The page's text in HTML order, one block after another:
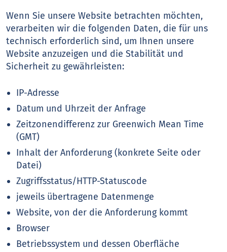
Wenn Sie unsere Website betrachten möchten,
verarbeiten wir die folgenden Daten, die für uns
technisch erforderlich sind, um Ihnen unsere
Website anzuzeigen und die Stabilität und
Sicherheit zu gewährleisten:
IP-Adresse
Datum und Uhrzeit der Anfrage
Zeitzonendifferenz zur Greenwich Mean Time
(GMT)
Inhalt der Anforderung (konkrete Seite oder
Datei)
Zugriffsstatus/HTTP-Statuscode
jeweils übertragene Datenmenge
Website, von der die Anforderung kommt
Browser
Betriebssystem und dessen Oberfläche